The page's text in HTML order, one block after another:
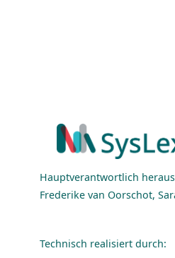
Hauptverantwortlich
Frederike van Oorschot,
Technisch realisiert durch: